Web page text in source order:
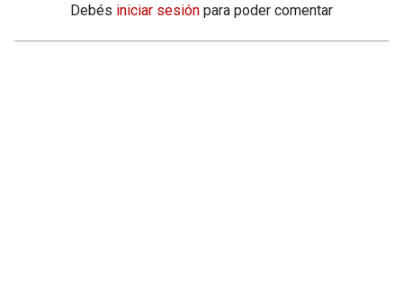
Debés iniciar sesión para poder comentar